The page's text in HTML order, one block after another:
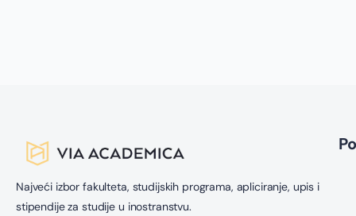
Najveći izbor fakulteta, studijskih programa, apliciranje, upis i
stipendije za studije u inostranstvu.